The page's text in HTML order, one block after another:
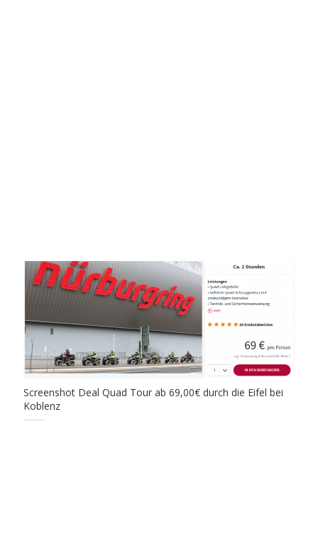
Screenshot Deal Quad Tour ab 69,00€ durch die Eifel bei
Koblenz